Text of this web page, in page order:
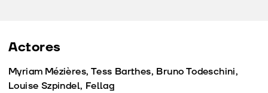
Actores
Myriam Mézières, Tess Barthes, Bruno Todeschini,
Louise Szpindel, Fellag